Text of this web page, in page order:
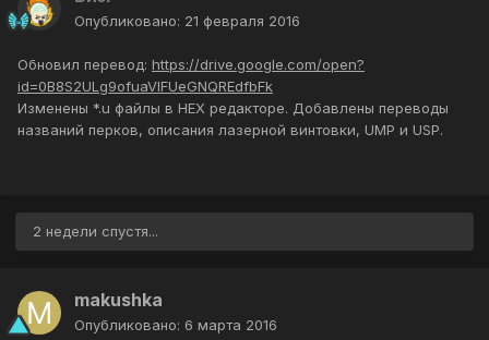
Опубликовано: 21 февраля 2016
Обновил перевод: https://drive.google.com/open?
id=0B8S2ULg9ofuaVlFUeGNQREdfbFk
Изменены *.u файлы в HEX редакторе. Добавлены переводы
названий перков, описания лазерной винтовки, UMP и USP.
2 недели спустя...
makushka
Опубликовано: 6 марта 2016